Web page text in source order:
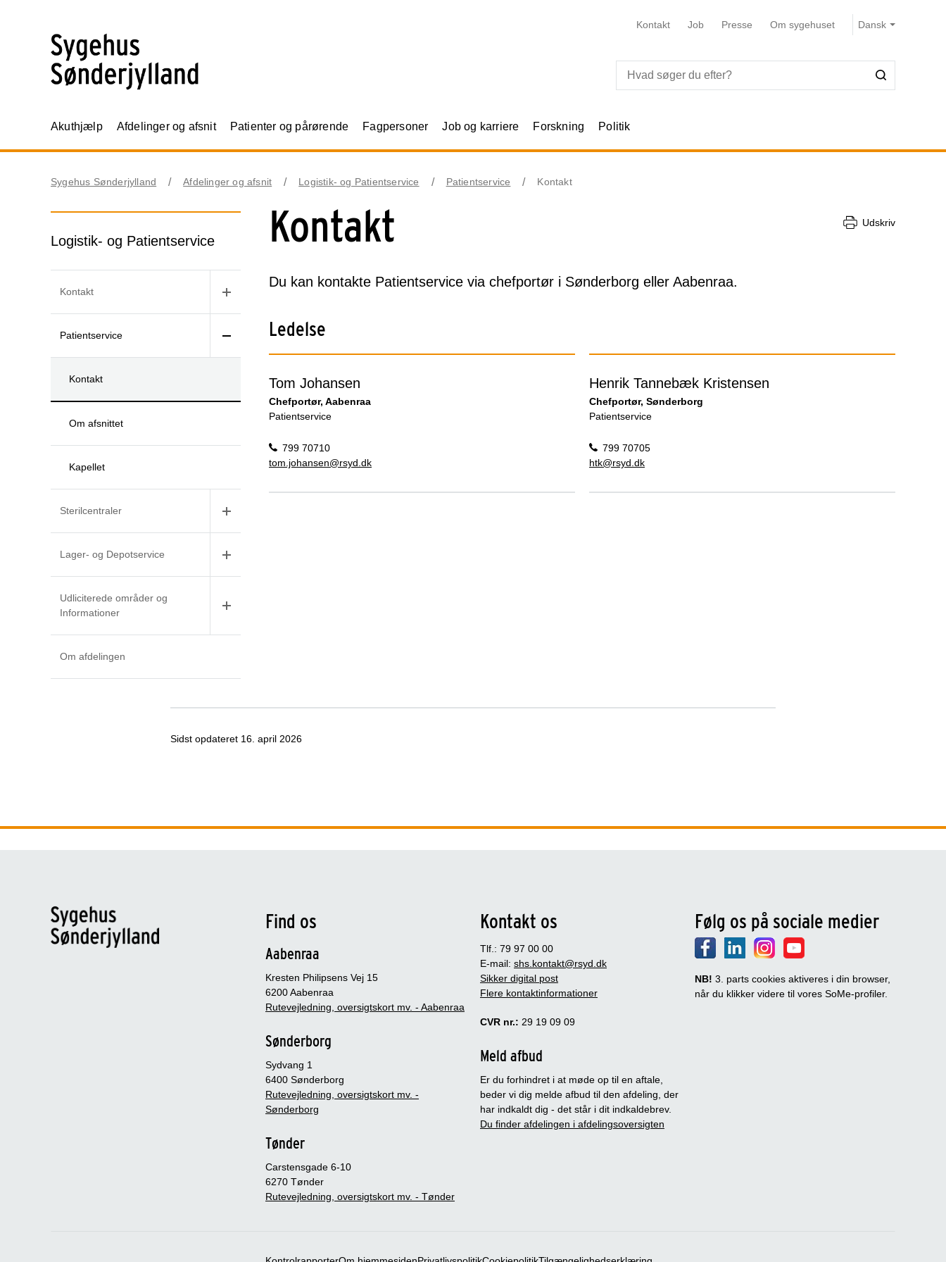
Kontakt Job Presse Om sygehuset
Akuthjælp Afdelinger og afsnit Patienter og pårørende Fagpersoner Job og karriere Forskning Politik
Sygehus Sønderjylland Afdelinger og afsnit Logistik- og Patientservice Patientservice Kontakt
Logistik- og Patientservice
Kontakt
Patientservice
Kontakt
Om afsnittet
Kapellet
Sterilcentraler
Lager- og Depotservice
Udliciterede områder og
Informationer
Om afdelingen
Kontakt Udskriv
Du kan kontakte Patientservice via chefportør i Sønderborg eller Aabenraa.
Ledelse
Tom Johansen
Chefportør, Aabenraa
Patientservice
799 70710
tom.johansen@rsyd.dk
Henrik Tannebæk Kristensen
Chefportør, Sønderborg
Patientservice
799 70705
htk@rsyd.dk
Sidst opdateret 16. april 2026
Find os
Aabenraa
Kresten Philipsens Vej 15
6200 Aabenraa
Rutevejledning, oversigtskort mv. - Aabenraa
Sønderborg
Sydvang 1
6400 Sønderborg
Rutevejledning, oversigtskort mv. -
Sønderborg
Tønder
Carstensgade 6-10
6270 Tønder
Rutevejledning, oversigtskort mv. - Tønder
Kontakt os
Tlf.: 79 97 00 00
E-mail: shs.kontakt@rsyd.dk
Sikker digital post
Flere kontaktinformationer
CVR nr.: 29 19 09 09
Meld afbud
Er du forhindret i at møde op til en aftale,
beder vi dig melde afbud til den afdeling, der
har indkaldt dig - det står i dit indkaldebrev.
Du finder afdelingen i afdelingsoversigten
Følg os på sociale medier
NB! 3. parts cookies aktiveres i din browser,
når du klikker videre til vores SoMe-profiler.